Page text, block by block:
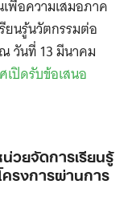
พื่อความเสมอภาค
ยนรู้นวัตกรรมต่อ
วันที่ 13 มีนาคม
เปิดรับข้อเสนอ
ยจัดการเรียนรู้
รงการผ่านการ